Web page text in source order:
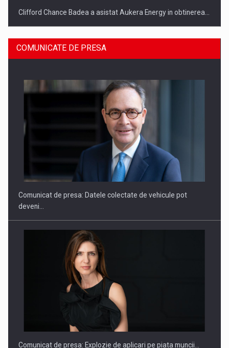
Clifford Chance Badea a asistat Aukera Energy in obtinerea…
SAPTE PERSONALITATI DIN MEDIUL DE AFACERI, ACADEMIC
Hard Enduro Piatra Craiului 2026, fueled by benzinariile RO…
COMUNICATE DE PRESA
Comunicat de presa: Datele colectate de vehicule pot
deveni…
Comunicat de presa: Explozie de aplicari pe piata muncii…